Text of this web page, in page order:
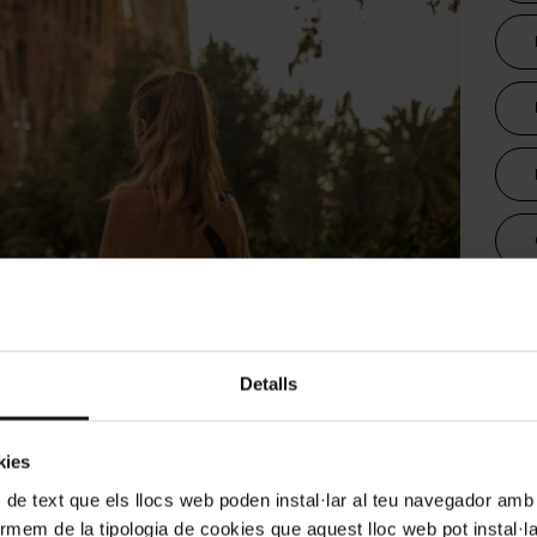
Detalls
text que els llocs web poden instal·lar al teu navegador
de la tipologia de cookies que aquest lloc web pot
Familia
5 joies monumentals que has de veure a
però Barcelona amaga joies gòtiques i
Descobreix com visitar-les en transport públic